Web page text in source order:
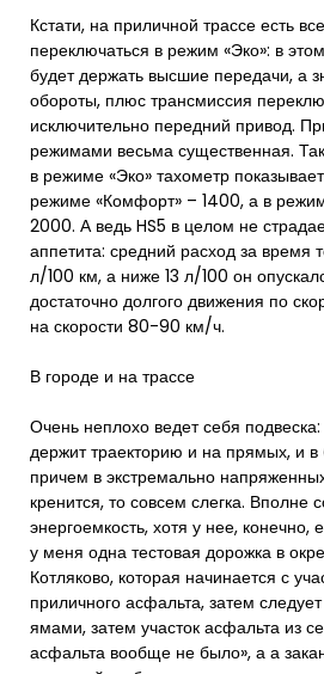
Кстати, на приличной трассе есть
переключаться в режим «Эко»: в
будет держать высшие передачи, а
обороты, плюс трансмиссия
исключительно передний привод.
режимами весьма существенная.
в режиме «Эко» тахометр
режиме «Комфорт» – 1400, а в
2000. А ведь HS5 в целом не
аппетита: средний расход за время
л/100 км, а ниже 13 л/100 он
достаточно долгого движения по
на скорости 80-90 км/ч.
В городе и на трассе
Очень неплохо ведет себя
держит траекторию и на прямых, и в
причем в экстремально
кренится, то совсем слегка. Вполне
энергоемкость, хотя у нее, конечно,
у меня одна тестовая дорожка в
Котляково, которая начинается с
приличного асфальта, затем
ямами, затем участок асфальта из
асфальта вообще не было», а а